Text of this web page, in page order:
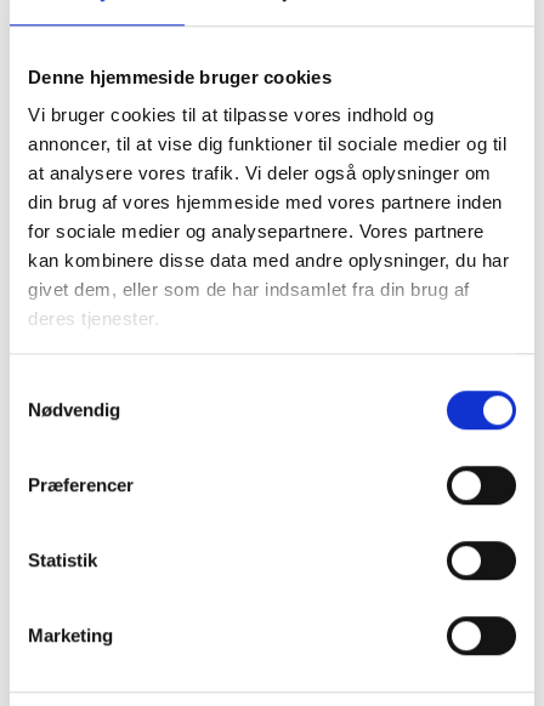
Denne hjemmeside bruger cookies
Vi bruger cookies til at tilpasse vores indhold og
annoncer, til at vise dig funktioner til sociale medier og til
at analysere vores trafik. Vi deler også oplysninger om
din brug af vores hjemmeside med vores partnere inden
for sociale medier og analysepartnere. Vores partnere
kan kombinere disse data med andre oplysninger, du har
givet dem, eller som de har indsamlet fra din brug af
deres tjenester.
Nødvendig
Præferencer
Statistik
Marketing
8. september 2026 kl. 10.00-13.00, Scandic City Aarhus
Middelfart
14. september 2026 kl. 12.00-15.00, Comwell i Middelfart